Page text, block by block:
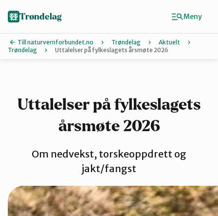
Inderøy
Levanger
Melhus
Trøndelag
Till naturvernforbundet.no Trøndelag
Aktuelt
Trøndelag
Uttalelser på fylkeslagets årsmøte 2026
Uttalelser på fylkeslagets
årsmøte 2026
Om nedvekst, torskeoppdrett og
jakt/fangst